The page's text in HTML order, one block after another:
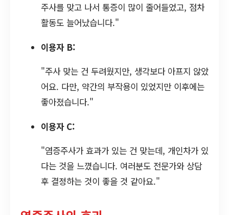
주사를 맞고 나서 통증이 많이 줄어들었고, 점차
활동도 늘어났습니다."
이용자 B:
"주사 맞는 건 두려웠지만, 생각보다 아프지 않았
어요. 다만, 약간의 부작용이 있었지만 이후에는
좋아졌습니다."
이용자 C:
"염증주사가 효과가 있는 건 맞는데, 개인차가 있
다는 것을 느꼈습니다. 여러분도 전문가와 상담
후 결정하는 것이 좋을 것 같아요."